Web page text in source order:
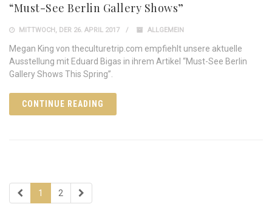
“Must-See Berlin Gallery Shows”
MITTWOCH, DER 26. APRIL 2017 ALLGEMEIN
Megan King von theculturetrip.com empfiehlt unsere aktuelle
Ausstellung mit Eduard Bigas in ihrem Artikel “Must-See Berlin
Gallery Shows This Spring”.
CONTINUE READING
1 2